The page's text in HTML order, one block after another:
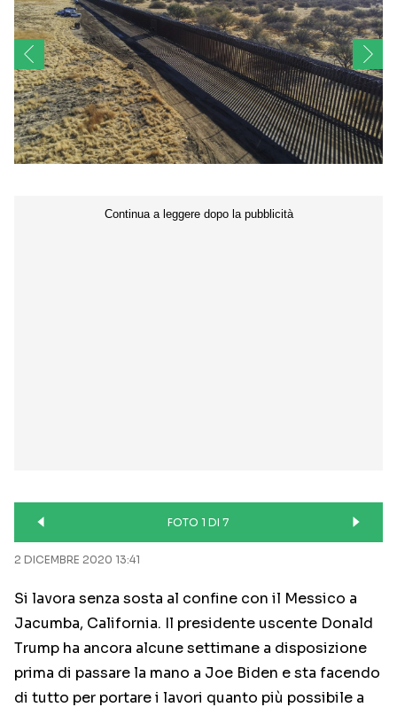
FOTO 1 DI 7
2 DICEMBRE 2020 13:41
Si lavora senza sosta al confine con il Messico a
Jacumba, California. Il presidente uscente Donald
Trump ha ancora alcune settimane a disposizione
prima di passare la mano a Joe Biden e sta facendo
di tutto per portare i lavori quanto più possibile a